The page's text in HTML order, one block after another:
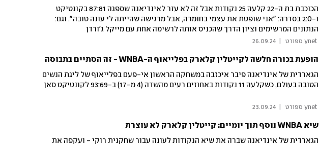
הכוכבת בת ה-22 קלעה 25 נקודות אבל זה לא עזר לאינדיאנה שספגה 87:81 בקונטיקט
ו-2:0 בסדרה: "אני שופטת את עצמי בחומרה, אבל מרגישה שהייתה לי עונה טובה". וגם:
הנתונים המרשימים וציון הדרך שהכניס אותה לרשימה אחת עם מייקל ג'ורדן
26.09.24
הופעת בכורה חלשה לקייטלין קלארק בפלייאוף ה-WNBA - זה הסתיים בתבוסה
הגארדית של אינדיאנה פיבר איכזבה במשחקה הראשון אי-פעם בפלייאוף של ליגת הנשים
הטובה בעולם, כשקלעה 11 נקודות באחוזים רעים מהשדה (4 מ-17) ב-93:69 לקונטיקט סאן
23.09.24
שיא WNBA נוסף תוך יומיים: קייטלין קלארק לא עוצרת
הגארדית של אינדיאנה שברה את שיא הנקודות לעונה עבור שחקנית רוקי - ועקפה את